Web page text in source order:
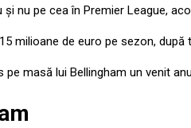
nu pe cea în Premier League,
milioane de euro pe sezon,
pe masă lui Bellingham un venit